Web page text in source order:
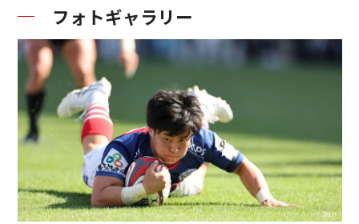
フォトギャラリー